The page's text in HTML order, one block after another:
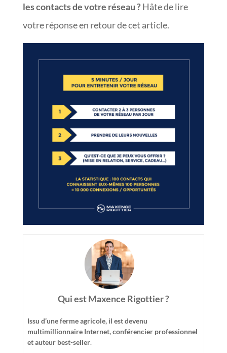
les contacts de votre réseau ?Hâte de lire
votre réponse en retour de cet article.
Qui est Maxence Rigottier ?
Issu d’une ferme agricole, il est devenu
multimillionnaire Internet, conférencier professionnel
et auteur best-seller.